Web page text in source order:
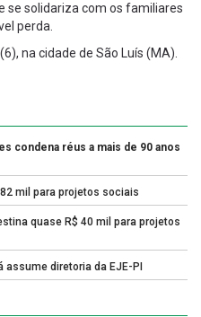
se solidariza com os familiares
perda.
na cidade de São Luís (MA).
condena réus a mais de 90 anos
mil para projetos sociais
quase R$ 40 mil para projetos
diretoria da EJE-PI